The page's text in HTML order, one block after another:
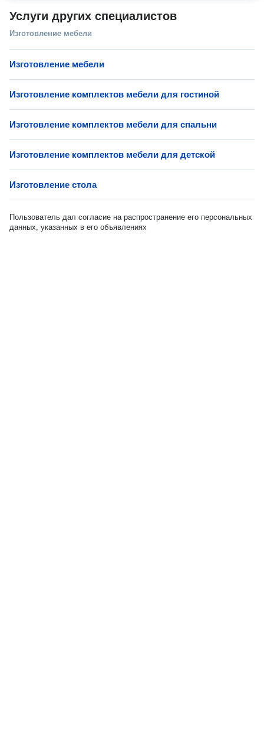
Услуги других специалистов
Изготовление мебели
Изготовление мебели
Изготовление комплектов мебели для гостиной
Изготовление комплектов мебели для спальни
Изготовление комплектов мебели для детской
Изготовление стола
Пользователь дал согласие на распространение его персональных
данных, указанных в его объявлениях